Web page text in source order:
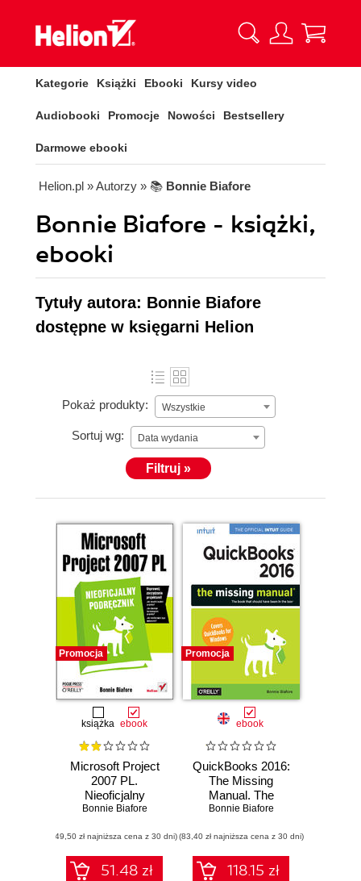
Kategorie Książki Ebooki Kursy video
Audiobooki Promocje Nowości Bestsellery
Darmowe ebooki
Helion.pl » Autorzy » 📚 Bonnie Biafore
Bonnie Biafore - książki,
ebooki
Tytuły autora: Bonnie Biafore
dostępne w księgarni Helion
Pokaż produkty: Wszystkie
Sortuj wg: Data wydania
Filtruj »
Promocja
książka ebook
Microsoft Project
2007 PL.
Nieoficjalny
podręcznik
Bonnie Biafore
(49,50 zł najniższa cena z 30 dni)
51.48 zł
Promocja
ebook
QuickBooks 2016:
The Missing
Manual. The
Official Intuit Guide
2016
Bonnie Biafore
(83,40 zł najniższa cena z 30 dni)
118.15 zł